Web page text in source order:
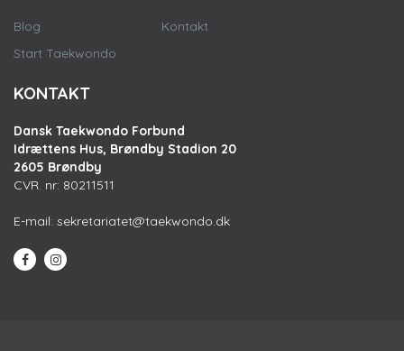
Blog
Start Taekwondo
Kontakt
KONTAKT
Dansk Taekwondo Forbund
Idrættens Hus, Brøndby Stadion 20
2605 Brøndby
CVR. nr: 80211511
E-mail: sekretariatet@taekwondo.dk